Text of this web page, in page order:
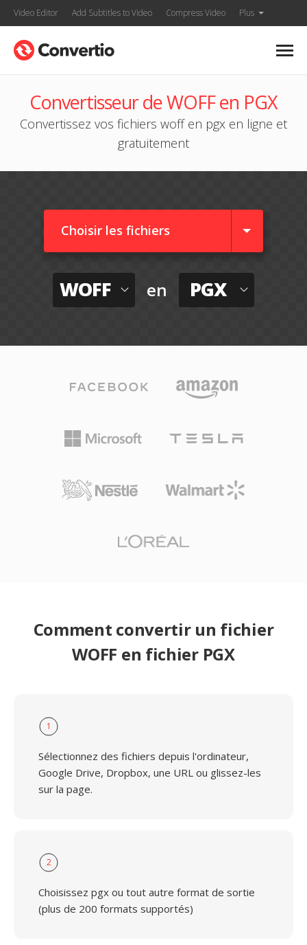
Video Editor Add Subtitles to Video Compress Video Plus
Convertisseur de WOFF en PGX
Convertissez vos fichiers woff en pgx en ligne et
gratuitement
Choisir les fichiers
WOFF en PGX
Comment convertir un fichier
WOFF en fichier PGX
1
Sélectionnez des fichiers depuis l'ordinateur,
Google Drive, Dropbox, une URL ou glissez-les
sur la page.
2
Choisissez pgx ou tout autre format de sortie
(plus de 200 formats supportés)